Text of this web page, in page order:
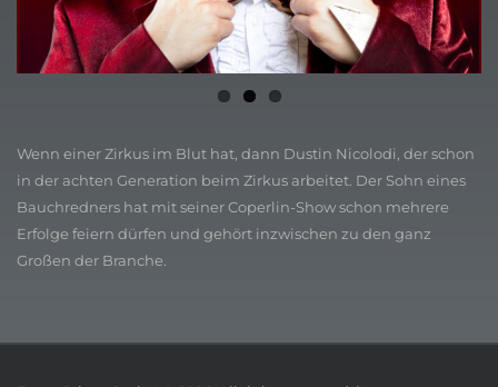
Wenn einer Zirkus im Blut hat, dann Dustin Nicolodi, der schon
in der achten Generation beim Zirkus arbeitet. Der Sohn eines
Bauchredners hat mit seiner Coperlin-Show schon mehrere
Erfolge feiern dürfen und gehört inzwischen zu den ganz
Großen der Branche.